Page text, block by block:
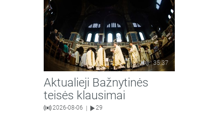
35:37
Aktualieji Bažnytinės
teisės klausimai
2026-08-06 29